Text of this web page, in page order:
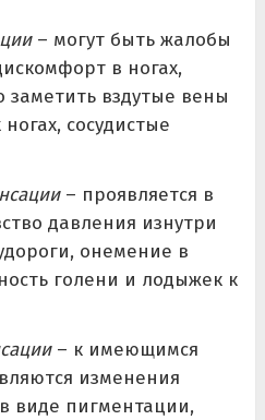
– могут быть жалобы
в ногах,
вздутые вены
сосудистые
– проявляется в
давления изнутри
онемение в
голени и лодыжек к
– к имеющимся
изменения
виде пигментации,